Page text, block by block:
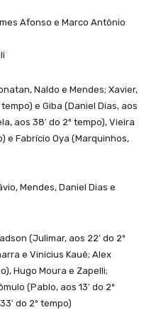
Afonso e Marco Antônio
Naldo e Mendes; Xavier,
e Giba (Daniel Dias, aos
aos 38′ do 2º tempo), Vieira
e Fabrício Oya (Marquinhos,
Mendes, Daniel Dias e
(Julimar, aos 22′ do 2º
e Vinicius Kauê; Alex
Hugo Moura e Zapelli;
(Pablo, aos 13′ do 2º
do 2º tempo)